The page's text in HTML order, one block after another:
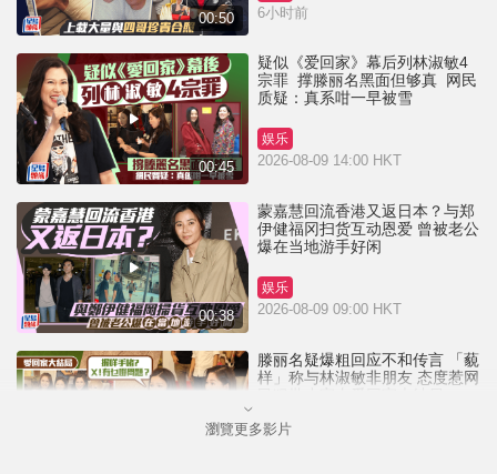
00:50 6小时前
00:45
疑似《爱回家》幕后列林淑敏4
宗罪 撑滕丽名黑面但够真 网民
质疑：真系咁一早被雪
娱乐
2026-08-09 14:00 HKT
00:38
蒙嘉慧回流香港又返日本？与郑
伊健福冈扫货互动恩爱 曾被老公
爆在当地游手好闲
娱乐
2026-08-09 09:00 HKT
滕丽名疑爆粗回应不和传言 「藐
样」称与林淑敏非朋友 态度惹网
娱乐
瀏覽更多影片